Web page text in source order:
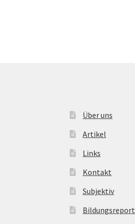
Über uns
Artikel
Links
Kontakt
Subjektiv
Bildungsreport